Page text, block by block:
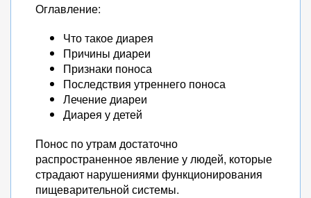
Оглавление:
Что такое диарея
Причины диареи
Признаки поноса
Последствия утреннего поноса
Лечение диареи
Диарея у детей
Понос по утрам достаточно
распространенное явление у людей, которые
страдают нарушениями функционирования
пищеварительной системы.